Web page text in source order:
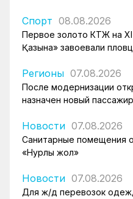
Спорт 08.08.2026
Первое золото КТЖ на
Қазына» завоевали
Регионы 07.08.2026
После модернизации
назначен новый
Новости 07.08.2026
Санитарные помещения
«Нурлы жол»
Новости 07.08.2026
Для ж/д перевозок